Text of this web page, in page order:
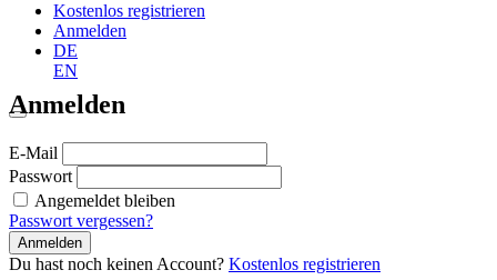
Kostenlos registrieren
Anmelden
DE
EN
Anmelden
E-Mail
Passwort
Angemeldet bleiben
Passwort vergessen?
Anmelden
Du hast noch keinen Account? Kostenlos registrieren